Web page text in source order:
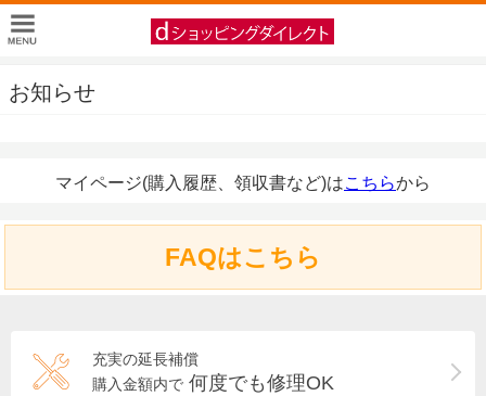
お知らせ
マイページ(購入履歴、領収書など)はこちらから
FAQはこちら
充実の延長補償
購入金額内で 何度でも修理OK